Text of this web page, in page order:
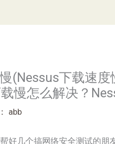
(Nessus下载速
慢怎么解决？
abb
好几个搞网络安全测试的